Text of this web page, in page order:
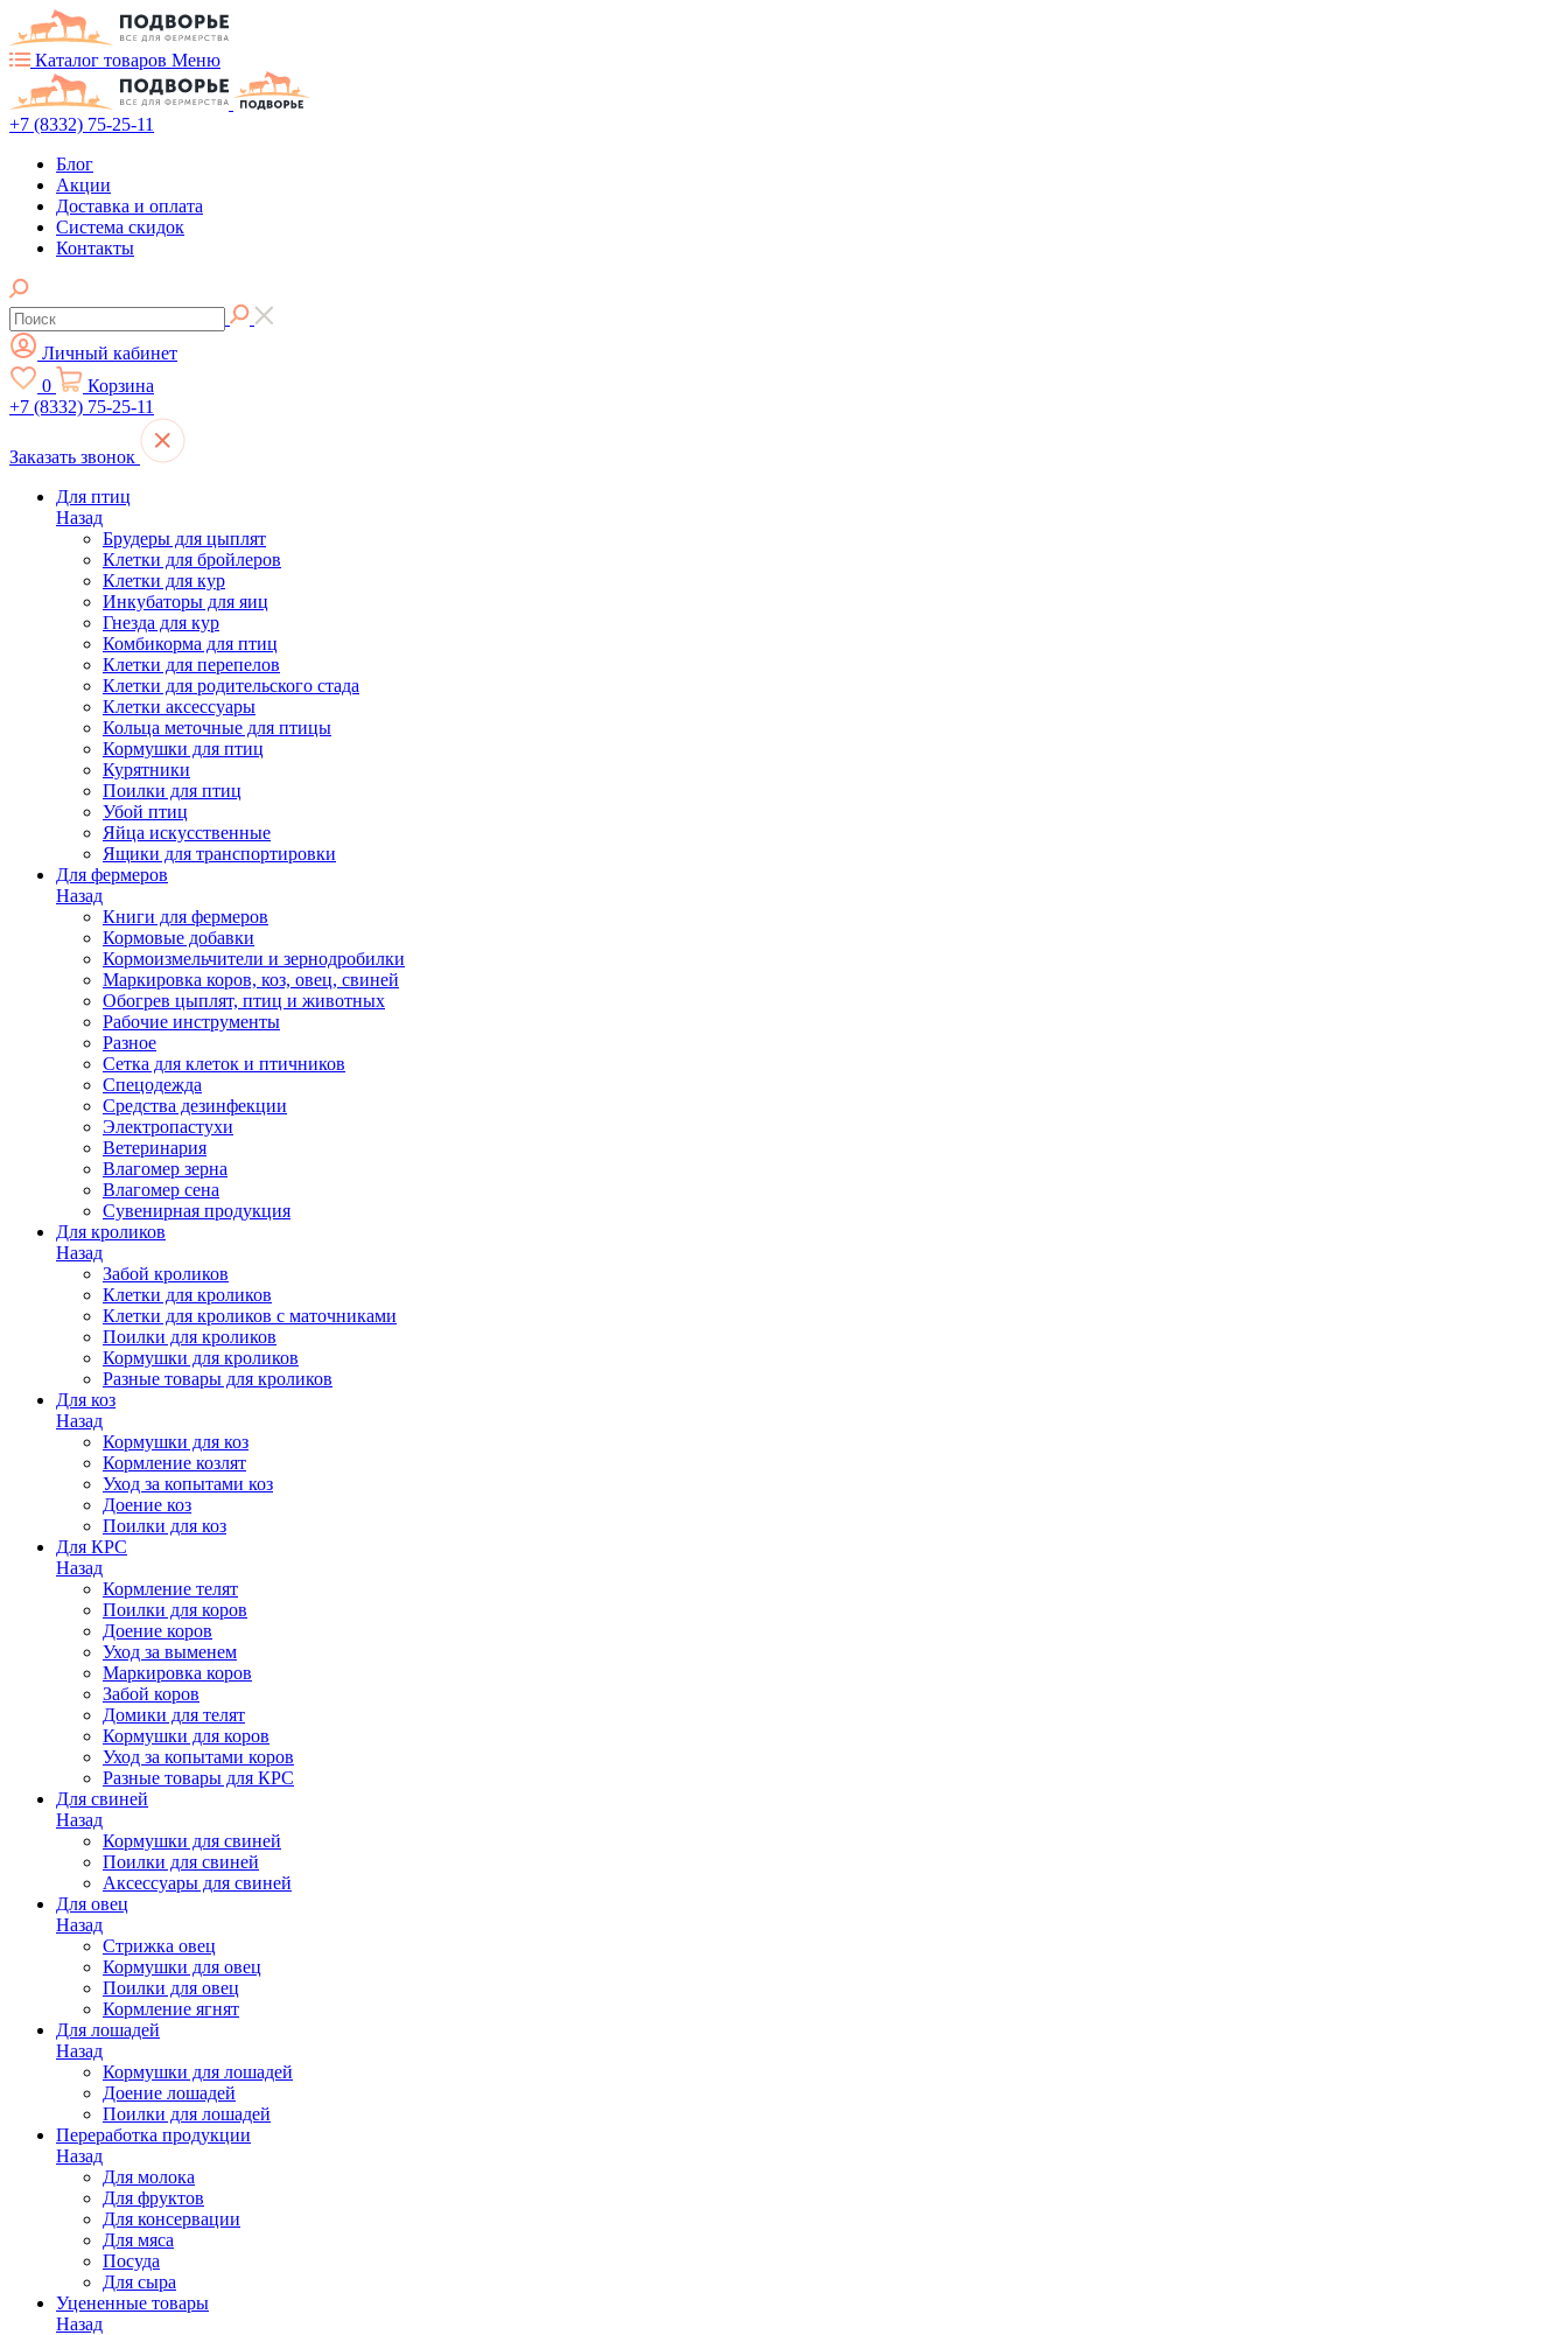
Каталог товаров Меню
+7 (8332) 75-25-11
Блог
Акции
Доставка и оплата
Система скидок
Контакты
Личный кабинет
0
Корзина
+7 (8332) 75-25-11
Заказать звонок
Для птиц
Назад
Брудеры для цыплят
Клетки для бройлеров
Клетки для кур
Инкубаторы для яиц
Гнезда для кур
Комбикорма для птиц
Клетки для перепелов
Клетки для родительского стада
Клетки аксессуары
Кольца меточные для птицы
Кормушки для птиц
Курятники
Поилки для птиц
Убой птиц
Яйца искусственные
Ящики для транспортировки
Для фермеров
Назад
Книги для фермеров
Кормовые добавки
Кормоизмельчители и зернодробилки
Маркировка коров, коз, овец, свиней
Обогрев цыплят, птиц и животных
Рабочие инструменты
Разное
Сетка для клеток и птичников
Спецодежда
Средства дезинфекции
Электропастухи
Ветеринария
Влагомер зерна
Влагомер сена
Сувенирная продукция
Для кроликов
Назад
Забой кроликов
Клетки для кроликов
Клетки для кроликов с маточниками
Поилки для кроликов
Кормушки для кроликов
Разные товары для кроликов
Для коз
Назад
Кормушки для коз
Кормление козлят
Уход за копытами коз
Доение коз
Поилки для коз
Для КРС
Назад
Кормление телят
Поилки для коров
Доение коров
Уход за выменем
Маркировка коров
Забой коров
Домики для телят
Кормушки для коров
Уход за копытами коров
Разные товары для КРС
Для свиней
Назад
Кормушки для свиней
Поилки для свиней
Аксессуары для свиней
Для овец
Назад
Стрижка овец
Кормушки для овец
Поилки для овец
Кормление ягнят
Для лошадей
Назад
Кормушки для лошадей
Доение лошадей
Поилки для лошадей
Переработка продукции
Назад
Для молока
Для фруктов
Для консервации
Для мяса
Посуда
Для сыра
Уцененные товары
Назад